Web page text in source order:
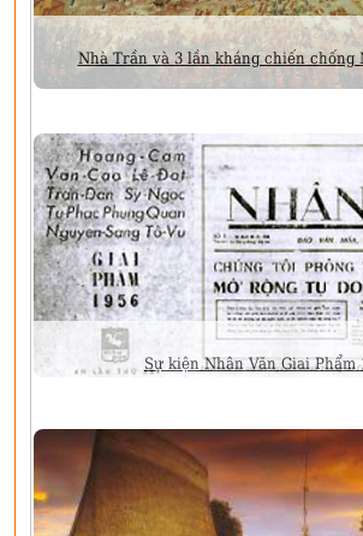
Nhà Trần và 3 lần kháng chiến chống
Sự kiện Nhân Văn Giai Phẩm